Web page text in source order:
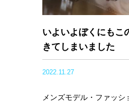
いよいよぼくにもこ
きてしまいました
2022.11.27
メンズモデル・ファッシ